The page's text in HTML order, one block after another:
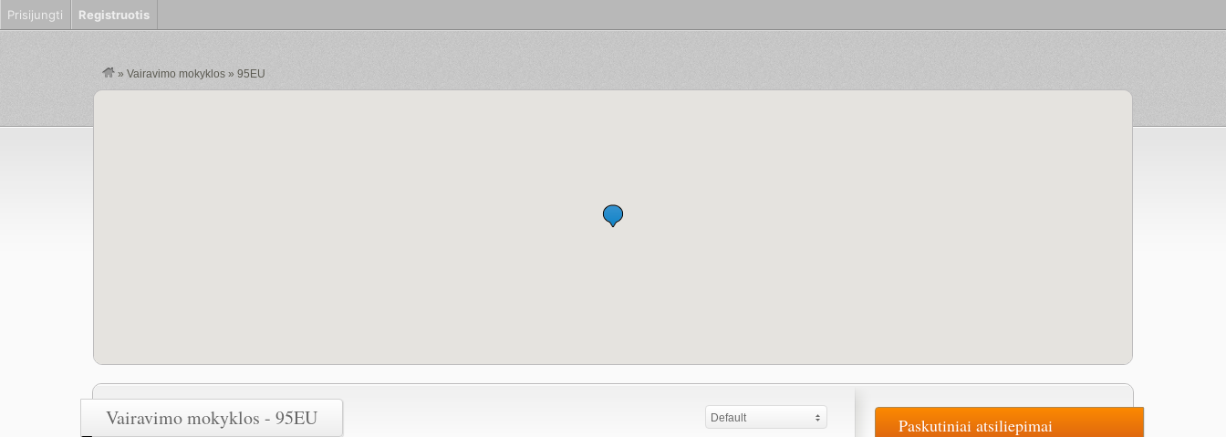
» Vairavimo mokyklos » 95EU
Vairavimo mokyklos - 95EU Default Paskutiniai atsiliepimai
Prisijungti Registruotis